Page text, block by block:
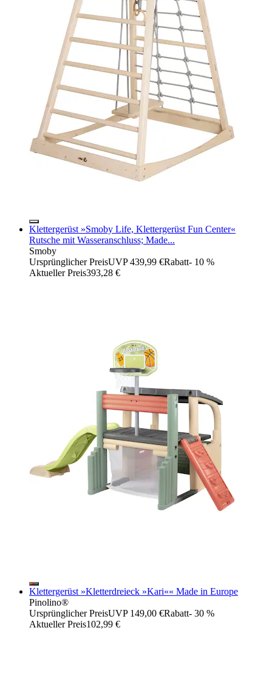
Klettergerüst »Smoby Life, Klettergerüst Fun Center«
Rutsche mit Wasseranschluss; Made...
Smoby
Ursprünglicher PreisUVP 439,99 €Rabatt- 10 %
Aktueller Preis393,28 €
Klettergerüst »Kletterdreieck »Kari«« Made in Europe
Pinolino®
Ursprünglicher PreisUVP 149,00 €Rabatt- 30 %
Aktueller Preis102,99 €